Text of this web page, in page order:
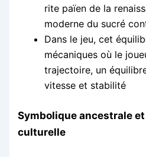
rite païen de la
moderne du sucré
Dans le jeu, cet
mécaniques où le
trajectoire, un
vitesse et stabilité
Symbolique ancestrale
culturelle